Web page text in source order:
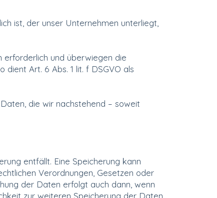
ist, der unser Unternehmen unterliegt,
und überwiegen die
Art. 6 Abs. 1 lit. f DSGVO als
die wir nachstehend – soweit
entfällt. Eine Speicherung kann
Verordnungen, Gesetzen oder
der Daten erfolgt auch dann, wenn
zur weiteren Speicherung der Daten